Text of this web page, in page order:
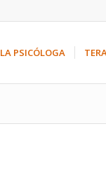
LA PSICÓLOGA